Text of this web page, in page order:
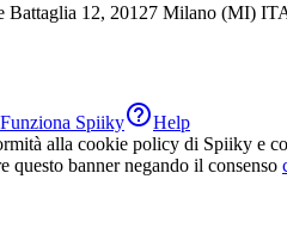
Battaglia 12, 20127 Milano (MI)
SpiikyHelp
alla cookie policy di Spiiky e
questo banner negando il consenso